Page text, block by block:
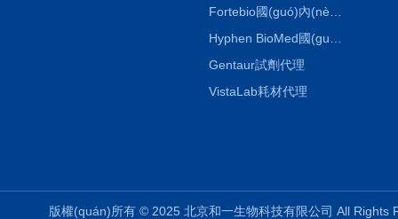
Gentaur試劑代理
VistaLab耗材代理
版權(quán)所有 © 2025 北京和一生物科技有限公司 All